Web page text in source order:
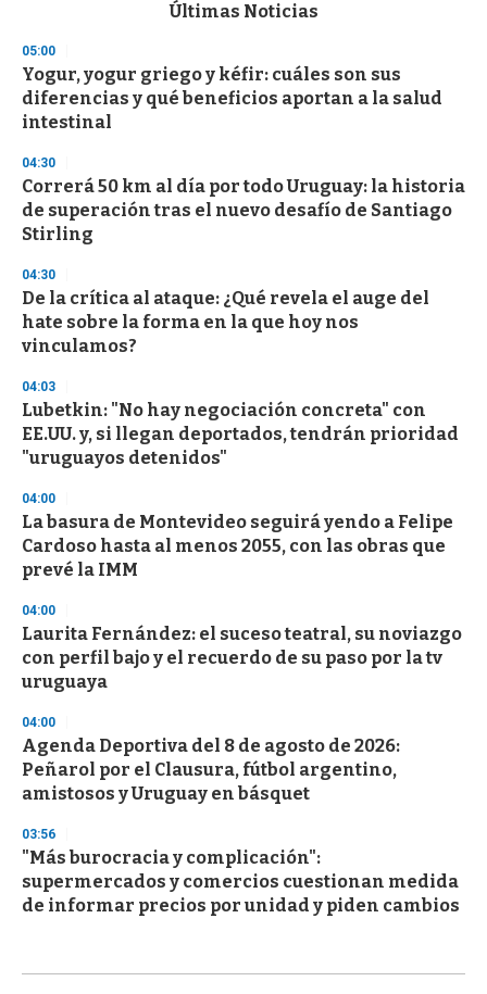
d
s
o
f
3
s
e
c
o
n
Últimas Noticias
05:00
Yogur, yogur griego y kéfir: cuáles son sus
diferencias y qué beneficios aportan a la salud
intestinal
04:30
Correrá 50 km al día por todo Uruguay: la historia
de superación tras el nuevo desafío de Santiago
Stirling
04:30
De la crítica al ataque: ¿Qué revela el auge del
hate sobre la forma en la que hoy nos
vinculamos?
04:03
Lubetkin: "No hay negociación concreta" con
EE.UU. y, si llegan deportados, tendrán prioridad
"uruguayos detenidos"
04:00
La basura de Montevideo seguirá yendo a Felipe
Cardoso hasta al menos 2055, con las obras que
prevé la IMM
04:00
Laurita Fernández: el suceso teatral, su noviazgo
con perfil bajo y el recuerdo de su paso por la tv
uruguaya
04:00
Agenda Deportiva del 8 de agosto de 2026:
Peñarol por el Clausura, fútbol argentino,
amistosos y Uruguay en básquet
03:56
"Más burocracia y complicación":
supermercados y comercios cuestionan medida
de informar precios por unidad y piden cambios